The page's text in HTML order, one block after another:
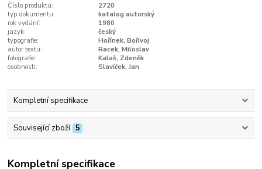
Číslo produktu:
2720
typ dokumentu:
katalog autorský
rok vydání:
1980
jazyk:
český
typografie:
Hořínek, Bořivoj
autor textu:
Racek, Miloslav
fotografie:
Kalaš, Zdeněk
osobnosti:
Slavíček, Jan
Kompletní specifikace
Související zboží 5
Kompletní specifikace